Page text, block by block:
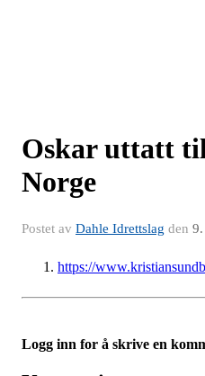
Oskar uttatt
Norge
Postet av Dahle Idrettslag den
https://
Logg inn for å skrive en